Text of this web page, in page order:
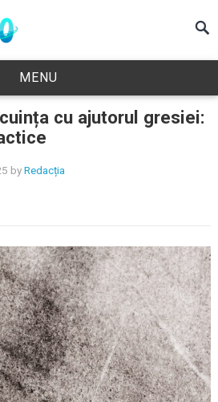
MENU
cu ajutorul gresiei:
byRedacția